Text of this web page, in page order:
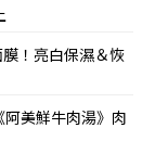
！亮白保濕＆恢
美鮮牛肉湯》肉